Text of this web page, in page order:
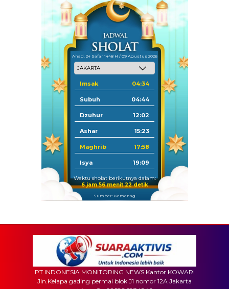
Ahad, 24 Safar 1448 H / 09 Agustus 2026
Imsak 04:34
Subuh 04:44
Dzuhur 12:02
Ashar 15:23
Maghrib 17:58
Isya 19:09
Waktu sholat berikutnya dalam:
6 jam 56 menit 20 detik
Sumber: Kemenag
PT INDONESIA MONITORING NEWS Kantor KOWARI
Jln.Kelapa gading permai blok J1 nomor 12A Jakarta